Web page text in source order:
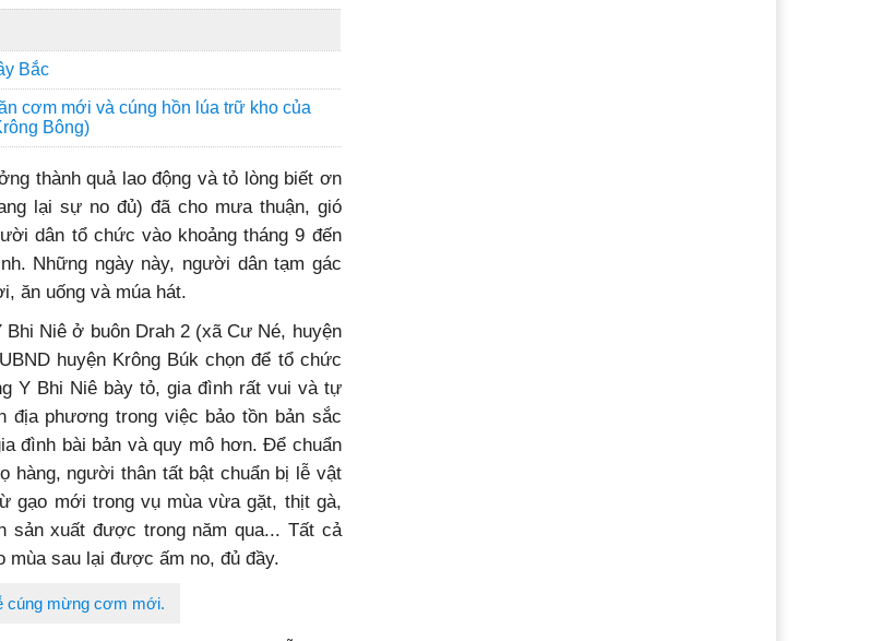
Bắc
cơm mới và cúng hồn lúa trữ kho của
Bông)
thành quả lao động và tỏ lòng biết ơn
lại sự no đủ) đã cho mưa thuận, gió
dân tổ chức vào khoảng tháng 9 đến
Những ngày này, người dân tạm gác
ăn uống và múa hát.
Niê ở buôn Drah 2 (xã Cư Né, huyện
huyện Krông Búk chọn để tổ chức
Y Bhi Niê bày tỏ, gia đình rất vui và tự
địa phương trong việc bảo tồn bản sắc
đình bài bản và quy mô hơn. Để chuẩn
hàng, người thân tất bật chuẩn bị lễ vật
gạo mới trong vụ mùa vừa gặt, thịt gà,
sản xuất được trong năm qua... Tất cả
mùa sau lại được ấm no, đủ đầy.
cúng mừng cơm mới.